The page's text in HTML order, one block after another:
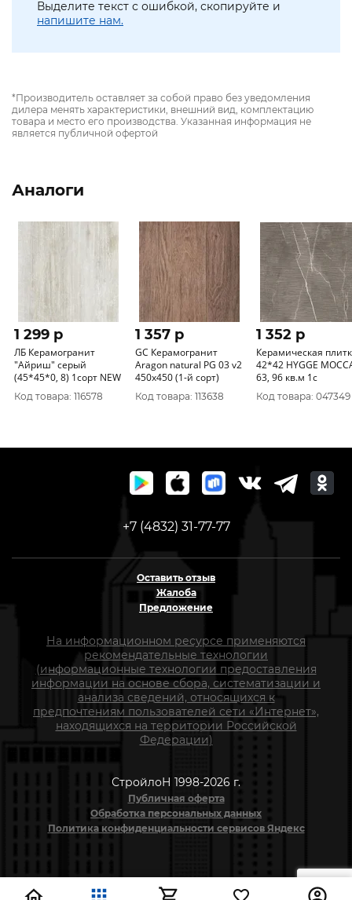
Выделите текст с ошибкой, скопируйте и
напишите нам.
*Производитель оставляет за собой право без уведомления
дилера менять характеристики, внешний вид, комплектацию
товара и место его производства. Указанная информация не
является публичной офертой
Аналоги
1 299 p
ЛБ Керамогранит
"Айриш" серый
(45*45*0, 8) 1сорт NEW
Код товара: 116578
1 357 p
GC Керамогранит
Aragon natural PG 03 v2
450х450 (1-й сорт)
Код товара: 113638
1 352 p
Керамическая
42*42 HYGGE
63, 96 кв.м 1с
Код товара: 047349
+7 (4832) 31-77-77
Оставить отзыв
Жалоба
Предложение
На информационном ресурсе применяются
рекомендательные технологии
(информационные технологии предоставления
информации на основе сбора, систематизации и
анализа сведений, относящихся к
предпочтениям пользователей сети «Интернет»,
находящихся на территории Российской
Федерации)
СтройлоН 1998-2026 г.
Публичная оферта
Обработка персональных данных
Политика конфиденциальности сервисов Яндекс